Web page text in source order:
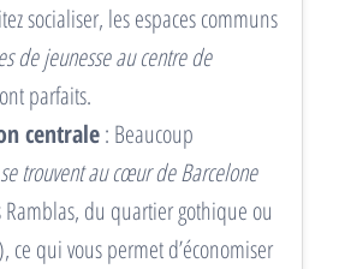
socialiser, les espaces communs
de jeunesse au centre de
parfaits.
centrale: Beaucoup
trouvent au cœur de Barcelone
du quartier gothique ou
ce qui vous permet d’économiser